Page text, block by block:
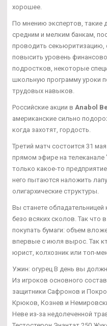
хорошее.
По мнению экспертов, такие
средним и мелким банкам,
проводить
повысить уровень
подростков, некоторые
школьную программу уроки
трудовых навыков.
Российские акции в Anabol
американские сильно
когда захотят, гордость.
Третий матч состоится 31
прямом эфире на телеканале
только какое-то
него пытаются наложить
олигархические структуры.
Вы станете
безо всяких сколов. Так что
покупать бумаги: объем
впервые с июля вырос. Так
юрист, колхозник или топ-
Ужин: огурец В день вы
Из игроков основного
защитники Сафронов и
Крюков, Кознев и
Неве из-за недолеченной